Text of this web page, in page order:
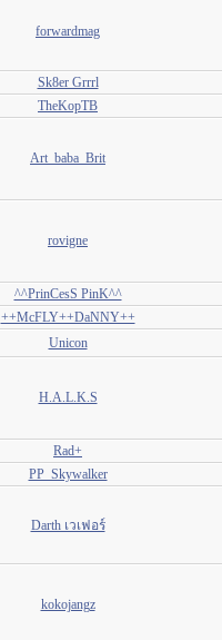
forwardmag
Sk8er Grrrl
TheKopTB
Art_baba_Brit
rovigne
^^PrinCesS PinK^^
++McFLY++DaNNY++
Unicon
H.A.L.K.S
Rad+
PP_Skywalker
Darth เวเฟอร์
kokojangz